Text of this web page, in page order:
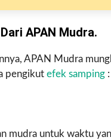
APAN Mudra.
APAN Mudra
pengikut efek samping :
mudra untuk waktu